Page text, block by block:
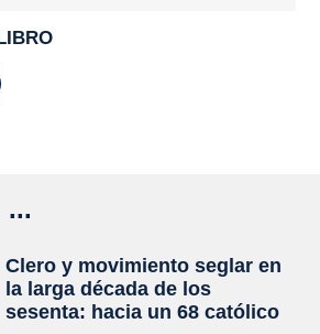
...
Clero y movimiento seglar en
la larga década de los
sesenta: hacia un 68 católico